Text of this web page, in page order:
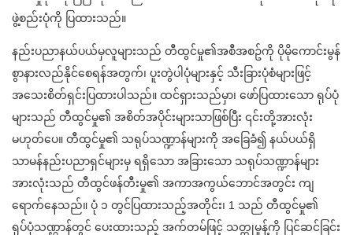
ဖွဲ့စည်းပုံကို ပြထားသည်။
နည်းပညာနယ်ပယ်မှလူများသည် တီထွင်မှု၏အစီအစဥ်ကို ပိုမိုကောင်းမွန်
စွာနားလည်နိုင်စေရန်အတွက်၊ ပူးတွဲပါပုံများနှင့် သီးခြားပုံစံများဖြင့်
အသေးစိတ်ရှင်းပြထားပါသည်။ ထင်ရှားသည်မှာ၊ ဖော်ပြထားသော ရုပ်ပုံ
များသည် တီထွင်မှု၏ အစိတ်အပိုင်းများသာဖြစ်ပြီး ၎င်းတို့အားလုံး
မဟုတ်ပေ။ တီထွင်မှု၏ သရုပ်သဏ္ဍာန်များကို အခြေခံ၍ နယ်ပယ်ရှိ
သာမန်နည်းပညာရှင်များမှ ရရှိသော အခြားသော သရုပ်သဏ္ဍာန်များ
အားလုံးသည် တီထွင်ဖန်တီးမှု၏ အကာအကွယ်ဘောင်အတွင်း ကျ
ရောက်နေသည်။ ပုံ ၁ တွင်ပြထားသည့်အတိုင်း၊ 1 သည် တီထွင်မှု၏
ရုပ်ပုံသဏ္ဌာန်တွင် ပေးထားသည့် အက်တမ်ဖြင့် သတ္တုမှုန့်ကို ပြင်ဆင်ခြင်း